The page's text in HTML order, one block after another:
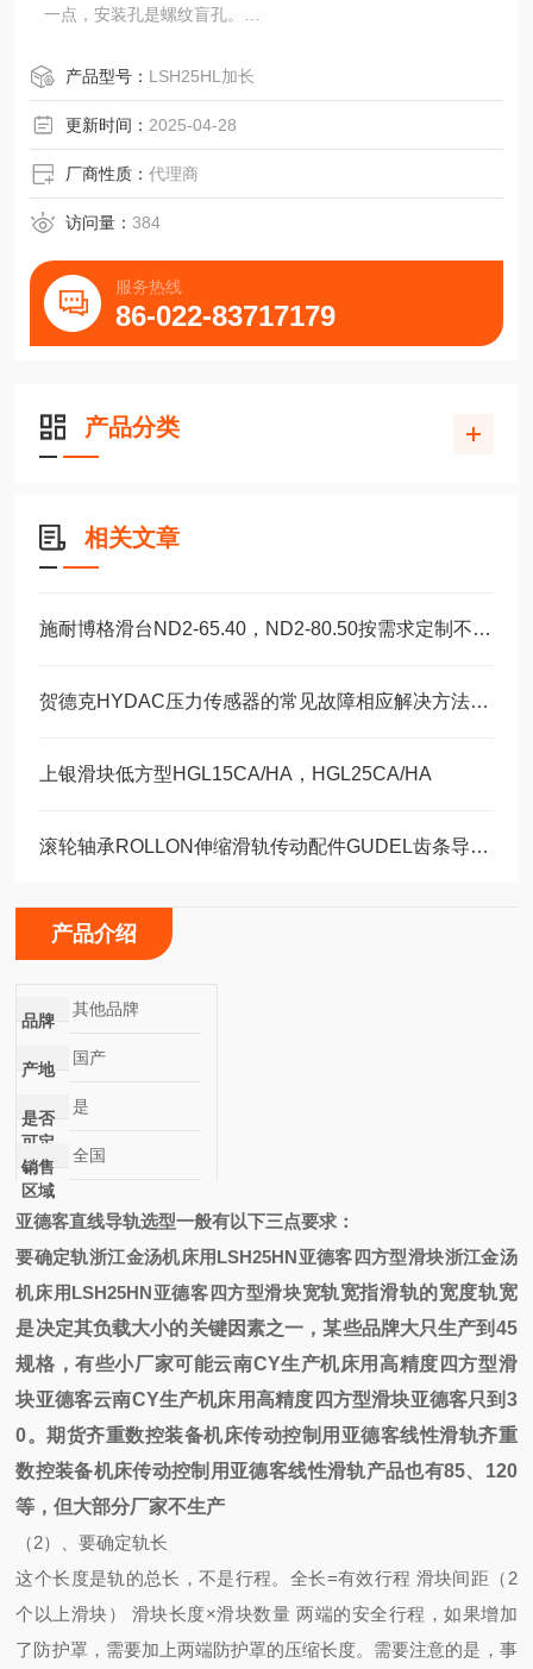
一点，安装孔是螺纹盲孔。
产品型号： LSH25HL加长
更新时间： 2025-04-28
厂商性质：代理商
访问量：384
服务热线
86-022-83717179
产品分类
相关文章
施耐博格滑台ND2-65.40，ND2-80.50按需求定制不同模具
贺德克HYDAC压力传感器的常见故障相应解决方法分享
上银滑块低方型HGL15CA/HA，HGL25CA/HA
滚轮轴承ROLLON伸缩滑轨传动配件GUDEL齿条导轨福业选购
产品介绍
品牌
其他品牌
产地
国产
是否
可定
制
是
销售
区域
全国
亚德客直线导轨选型一般有以下三点要求：
要确定轨浙江金汤机床用LSH25HN亚德客四方型滑块浙江金汤
机床用LSH25HN亚德客四方型滑块宽轨宽指滑轨的宽度轨宽
是决定其负载大小的关键因素之一，某些品牌大只生产到45
规格，有些小厂家可能云南CY生产机床用高精度四方型滑
块亚德客云南CY生产机床用高精度四方型滑块亚德客只到3
0。期货齐重数控装备机床传动控制用亚德客线性滑轨齐重
数控装备机床传动控制用亚德客线性滑轨产品也有85、120
等，但大部分厂家不生产
（2）、要确定轨长
这个长度是轨的总长，不是行程。全长=有效行程 滑块间距（2
个以上滑块） 滑块长度×滑块数量 两端的安全行程，如果增加
了防护罩，需要加上两端防护罩的压缩长度。需要注意的是，事